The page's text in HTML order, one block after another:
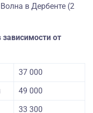
в Дербенте (2
от
37 000
49 000
33 300